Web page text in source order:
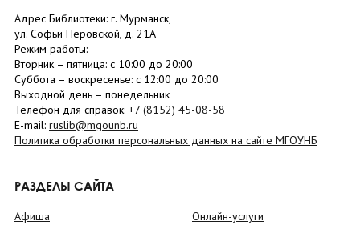
Адрес Библиотеки: г. Мурманск,
ул. Софьи Перовской, д. 21А
Режим работы:
Вторник – пятница: с 10:00 до 20:00
Суббота – воскресенье: c 12:00 до 20:00
Выходной день – понедельник
Телефон для справок: +7 (8152) 45-08-58
E-mail: ruslib@mgounb.ru
Политика обработки персональных данных на сайте МГОУНБ
РАЗДЕЛЫ САЙТА
Афиша
Онлайн-услуги